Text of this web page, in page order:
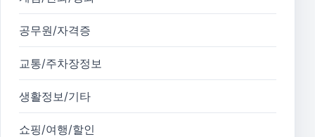
공무원/자격증
교통/주차장정보
생활정보/기타
쇼핑/여행/할인